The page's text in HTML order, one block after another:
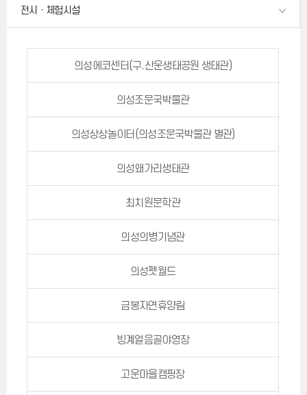
전시ㆍ체험시설
의성에코센터(구.산운생태공원 생태관)
의성조문국박물관
의성상상놀이터(의성조문국박물관 별관)
의성왜가리생태관
최치원문학관
의성의병기념관
의성펫월드
금봉자연휴양림
빙계얼음골야영장
고운마을캠핑장